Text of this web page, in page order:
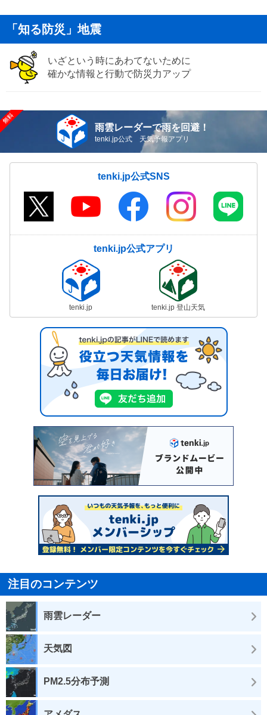
「知る防災」地震
いざという時にあわてないために
確かな情報と行動で防災力アップ
雨雲レーダーで雨を回避！
tenki.jp公式 天気予報アプリ
tenki.jp公式SNS
tenki.jp公式アプリ
tenki.jp tenki.jp 登山天気
注目のコンテンツ
雨雲レーダー
天気図
PM2.5分布予測